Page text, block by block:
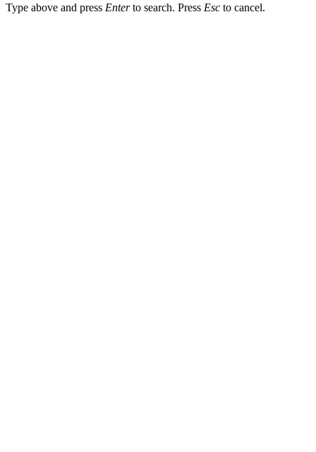
Type above and press Enterto search. Press Esc to cancel.